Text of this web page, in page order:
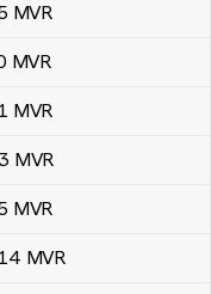
MVR
MVR
MVR
MVR
MVR
MVR